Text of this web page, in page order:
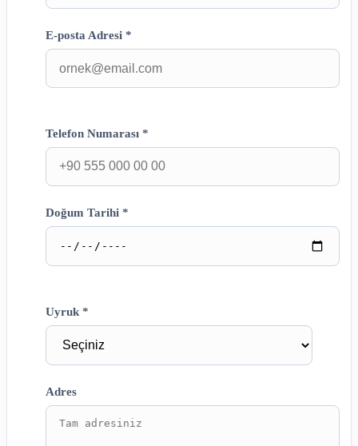
E-posta Adresi *
Telefon Numarası *
Doğum Tarihi *
Uyruk *
Adres